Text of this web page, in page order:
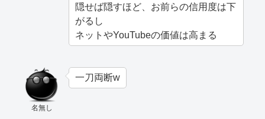
隠せば隠すほど、お前らの信用度は下
がるし
ネットやYouTubeの価値は高まる
名無し
一刀両断w